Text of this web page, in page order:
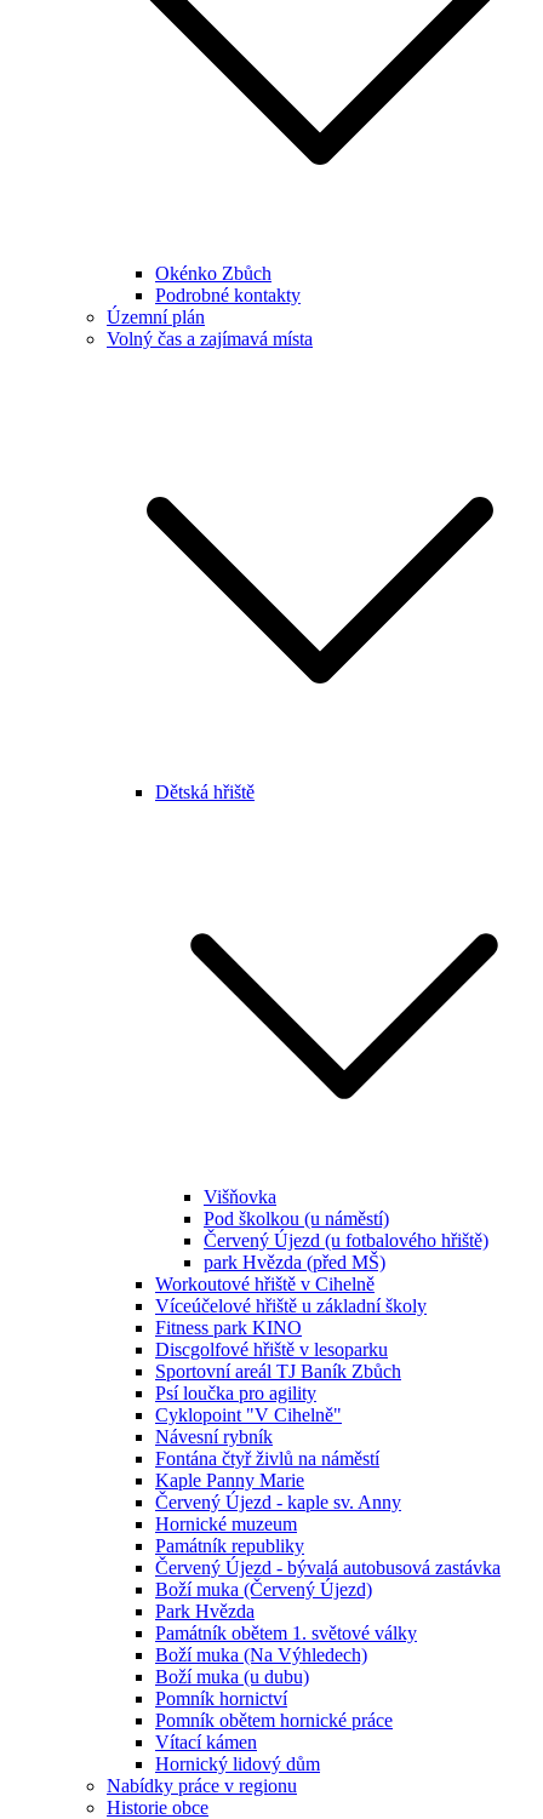
Okénko Zbůch
Podrobné kontakty
Územní plán
Volný čas a zajímavá místa
Dětská hřiště
Višňovka
Pod školkou (u náměstí)
Červený Újezd (u fotbalového hřiště)
park Hvězda (před MŠ)
Workoutové hřiště v Cihelně
Víceúčelové hřiště u základní školy
Fitness park KINO
Discgolfové hřiště v lesoparku
Sportovní areál TJ Baník Zbůch
Psí loučka pro agility
Cyklopoint "V Cihelně"
Návesní rybník
Fontána čtyř živlů na náměstí
Kaple Panny Marie
Červený Újezd - kaple sv. Anny
Hornické muzeum
Památník republiky
Červený Újezd - bývalá autobusová zastávka
Boží muka (Červený Újezd)
Park Hvězda
Památník obětem 1. světové války
Boží muka (Na Výhledech)
Boží muka (u dubu)
Pomník hornictví
Pomník obětem hornické práce
Vítací kámen
Hornický lidový dům
Nabídky práce v regionu
Historie obce